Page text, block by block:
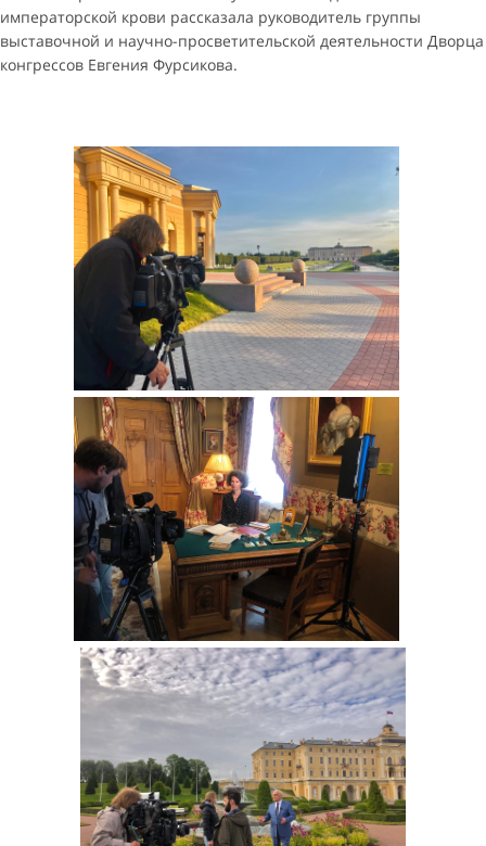
императорской крови рассказала руководитель группы
выставочной и научно-просветительской деятельности Дворца
конгрессов Евгения Фурсикова.